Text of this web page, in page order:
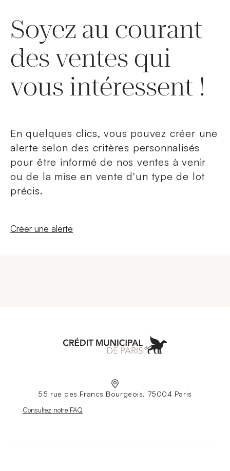
Soyez au courant
des ventes qui
vous intéressent !
En quelques clics, vous pouvez créer une
alerte selon des critères personnalisés
pour être informé de nos ventes à venir
ou de la mise en vente d'un type de lot
précis.
Nouvelle fenêtre
Créer une alerte
55 rue des Francs Bourgeois, 75004 Paris
Nouvelle fenêtre
Consultez notre FAQ